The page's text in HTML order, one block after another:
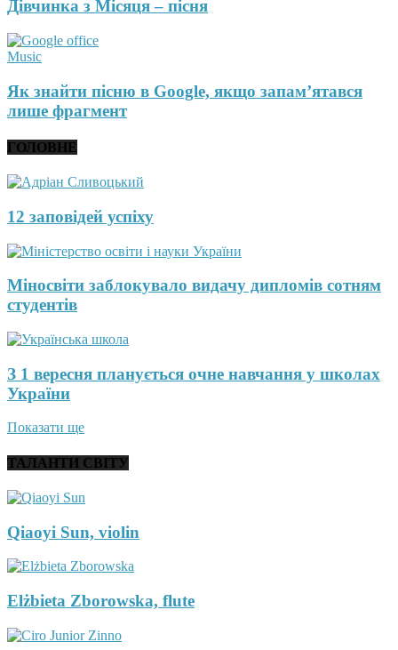
Дівчинка з Місяця – пісня
Music
Як знайти пісню в Google, якщо запам’ятався
лише фрагмент
ГОЛОВНЕ
12 заповідей успіху
Міносвіти заблокувало видачу дипломів сотням
студентів
З 1 вересня планується очне навчання у школах
України
Показати ще
ТАЛАНТИ СВІТУ
Qiaoyi Sun, violin
Elżbieta Zborowska, flute